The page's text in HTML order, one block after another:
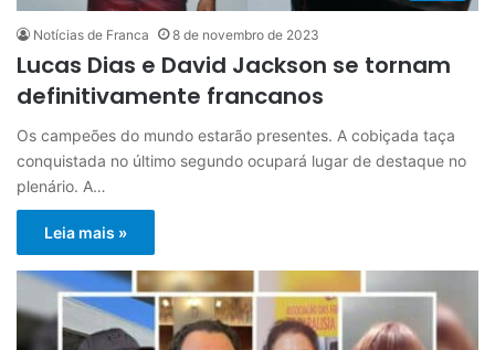
Notícias de Franca 8 de novembro de 2023
Lucas Dias e David Jackson se tornam
definitivamente francanos
Os campeões do mundo estarão presentes. A cobiçada taça
conquistada no último segundo ocupará lugar de destaque no
plenário. A…
Leia mais »